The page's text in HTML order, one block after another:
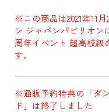
※この商品は2021年11
ン ジャパンパビリオン
周年イベント 超高校級
す。
※通販予約特典の「ダ
ド」は終了しました